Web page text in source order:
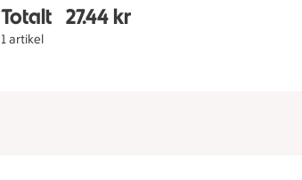
Totalt
1 artikel
Totalt 1 stycken Potatissallad med
27.44 kr